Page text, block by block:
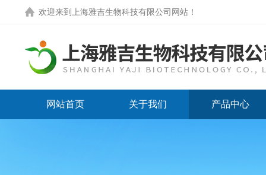
欢迎来到 上海雅吉生物科技有限公司网站 ！
网站首页 关于我们 产品中心